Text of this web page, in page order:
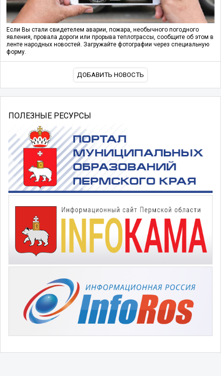
Если Вы стали свидетелем аварии, пожара, необычного погодного
явления, провала дороги или прорыва теплотрассы, сообщите об этом в
ленте народных новостей. Загружайте фотографии через специальную
форму.
ДОБАВИТЬ НОВОСТЬ
ПОЛЕЗНЫЕ РЕСУРСЫ